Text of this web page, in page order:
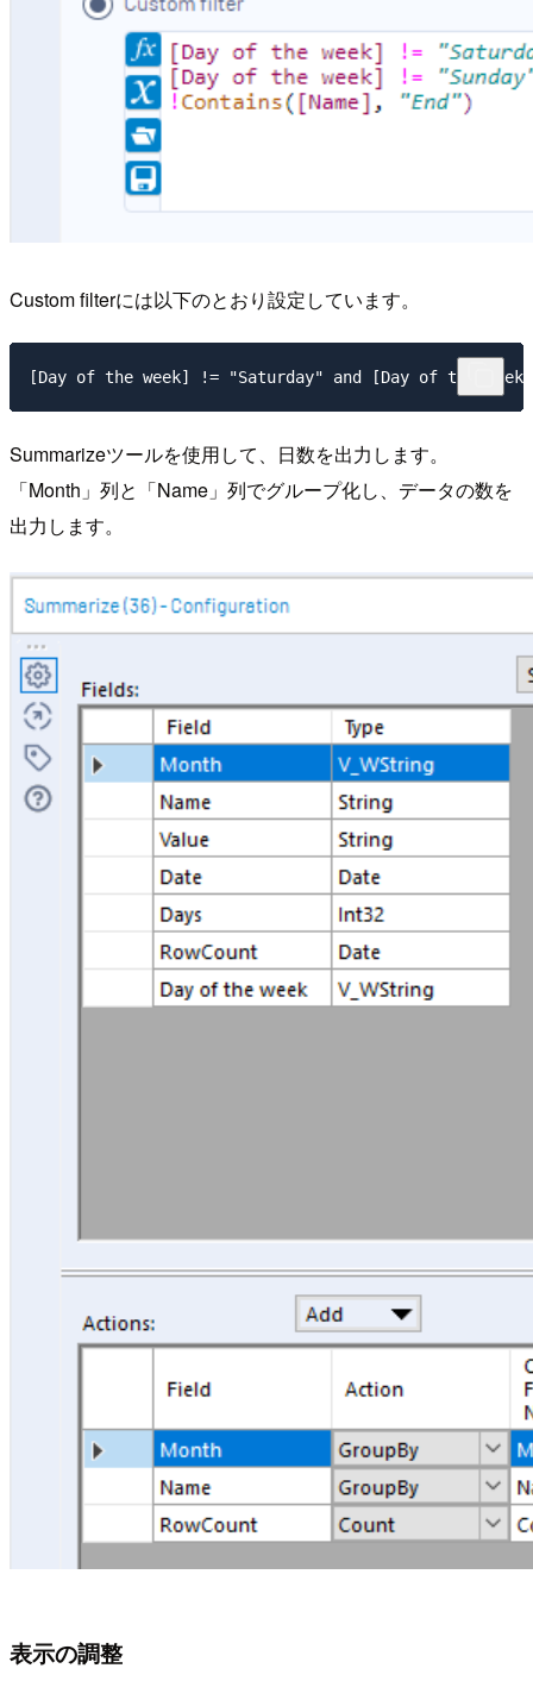
Custom filterには以下のとおり設定しています。
[Day of the week] != "Saturday" and [Day of the
Summarizeツールを使用して、日数を出力します。
「Month」列と「Name」列でグループ化し、データの数を
出力します。
表示の調整